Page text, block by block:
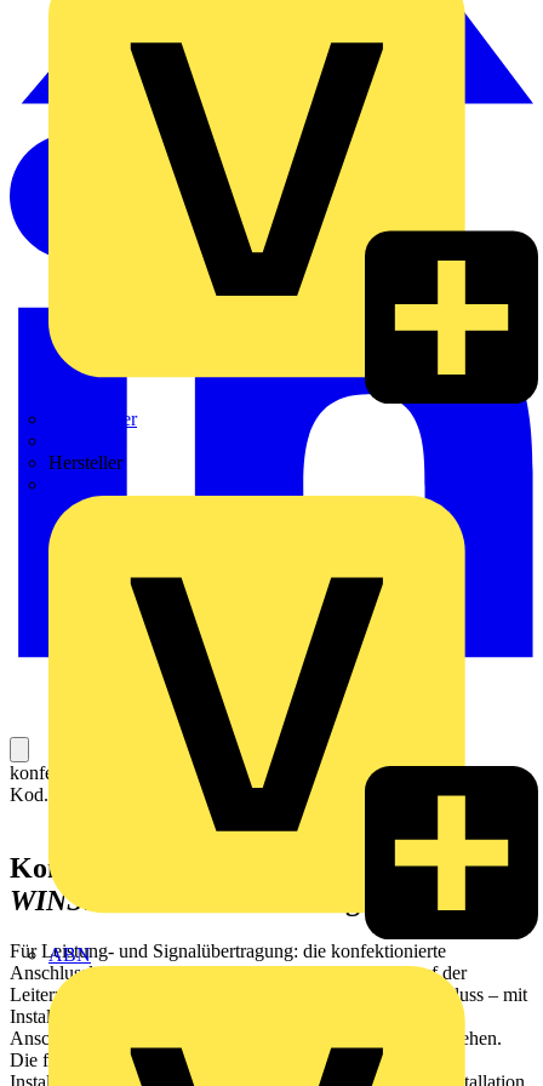
Weidmüller
Hersteller
ABN
konfektionierte Verbindungsleitung; Eca; Buchse Stecker; 3-polig;
Kod. A; H05VV-F 3G 1,5 mm²; 5 m; 1,50 mm²; schwarz
Konfektionierte Anschlussleitung
WINSTA
Für Leistung- und Signalübertragung: die konfektionierte
Anschlussleitung
® MIDI 3-polig. Egal, ob auf der
Leiterplatte, im Schaltschrank oder für den Leuchtenanschluss – mit
Installationssteckverbindern von WAGO erzeugen Sie den
Anschluss an verschiedenste Anforderungen im Handumdrehen.
Die farbliche und mechanische Kodierung der